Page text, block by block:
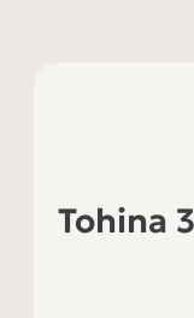
Tohina